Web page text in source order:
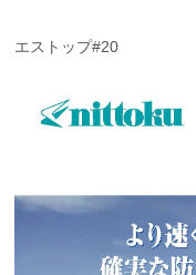
エストップ#20